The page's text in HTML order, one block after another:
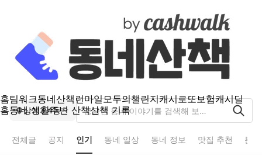
홈팀워크동네산책 런마일모두의챌린지캐시로또보험캐시딜
홈동네 생활주변 산책산책 기록
상계3.4동
전체글 공지 인기 동네 일상 동네 정보 맛집 추천 분